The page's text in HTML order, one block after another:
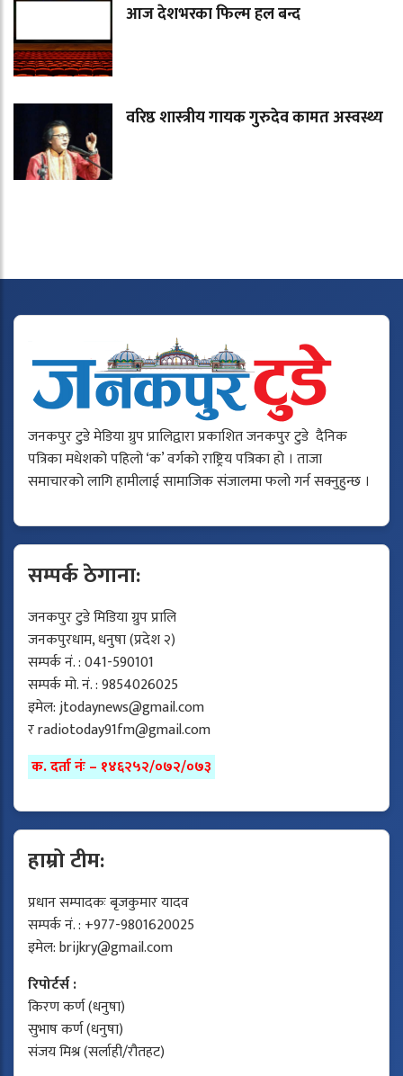
आज देशभरका फिल्म हल बन्द
वरिष्ठ शास्त्रीय गायक गुरुदेव कामत अस्वस्थ्य
जनकपुर टुडे मेडिया ग्रुप प्रालिद्वारा प्रकाशित जनकपुर टुडे दैनिक
पत्रिका मधेशको पहिलो ‘क’ वर्गको राष्ट्रिय पत्रिका हो । ताजा
समाचारको लागि हामीलाई सामाजिक संजालमा फलो गर्न सक्नुहुन्छ ।
सम्पर्क ठेगाना:
जनकपुर टुडे मिडिया ग्रुप प्रालि
जनकपुरधाम, धनुषा (प्रदेश २)
सम्पर्क नं. : 041-590101
सम्पर्क मो. नं. : 9854026025
इमेल:jtodaynews@gmail.com
रradiotoday91fm@gmail.com
क. दर्ता नंः – १४६२५२/०७२/०७३
हाम्रो टीम:
प्रधान सम्पादकः बृजकुमार यादव
सम्पर्क नं. : +977-9801620025
इमेल:brijkry@gmail.com
रिपोर्टर्स :
किरण कर्ण (धनुषा)
सुभाष कर्ण (धनुषा)
संजय मिश्र (सर्लाही/रौतहट)